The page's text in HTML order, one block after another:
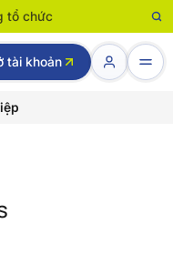
tổ chức
tài khoản